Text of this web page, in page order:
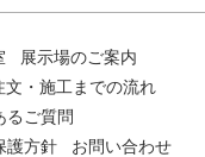
展示場のご案内
文・施工までの流れ
るご質問
護方針 お問い合わせ